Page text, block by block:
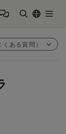
くある質問）